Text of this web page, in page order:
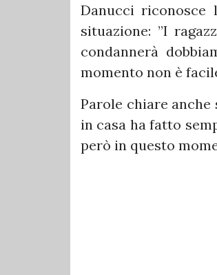
Danucci riconosce
situazione: ”I
condannerà
momento non è
Parole chiare anche
in casa ha fatto
però in questo